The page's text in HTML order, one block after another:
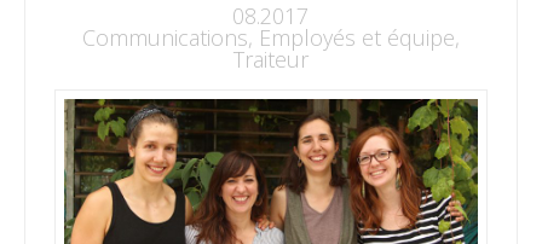
08.2017
Communications, Employés et équipe,
Traiteur